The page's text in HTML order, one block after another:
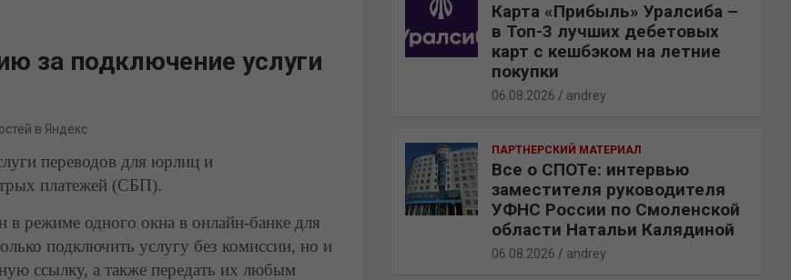
за подключение услуги
в Яндекс
переводов для юрлиц и
платежей (СБП).
режиме одного окна в онлайн-банке для
подключить услугу без комиссии, но и
ссылку, а также передать их любым
Карта «Прибыль» Уралсиба –
в Топ-3 лучших дебетовых
карт с кешбэком на летние
покупки
06.08.2026 andrey
ПАРТНЕРСКИЙ МАТЕРИАЛ
Все о СПОТе: интервью
заместителя руководителя
УФНС России по Смоленской
области Натальи Калядиной
06.08.2026 andrey